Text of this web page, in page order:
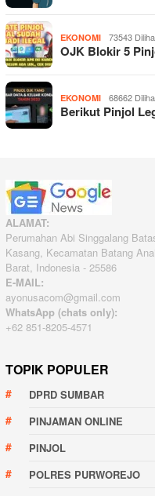
EKONOMI 73543
OJK Blokir 5
EKONOMI 68662
Berikut Pinjol
ALAMAT:
Perumahan Abi Singgalang
Kasang, Kecamatan Batang
Barat, Indonesia - 25586
E-MAIL:
ayonusacom@gmail.com
WhatsApp (chats only):
+62 851-8205-4571
TOPIK POPULER
DPRD SUMBAR
PINJAMAN ONLINE
PINJOL
POLRES PURWOREJO